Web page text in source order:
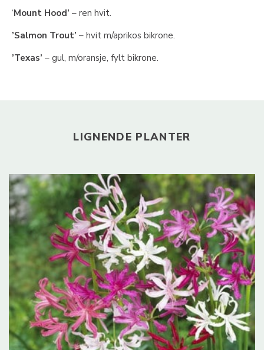
‘Mount Hood’ – ren hvit.
’Salmon Trout’ – hvit m/aprikos bikrone.
’Texas’ – gul, m/oransje, fylt bikrone.
LIGNENDE PLANTER